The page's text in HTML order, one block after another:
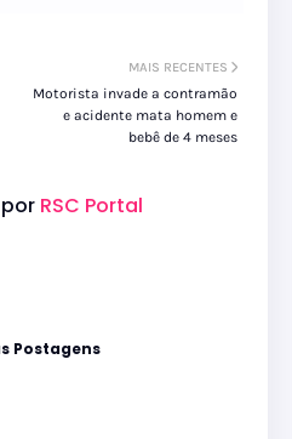
MAIS RECENTES
Motorista invade a contramão
e acidente mata homem e
bebê de 4 meses
RSC Portal
Postagens